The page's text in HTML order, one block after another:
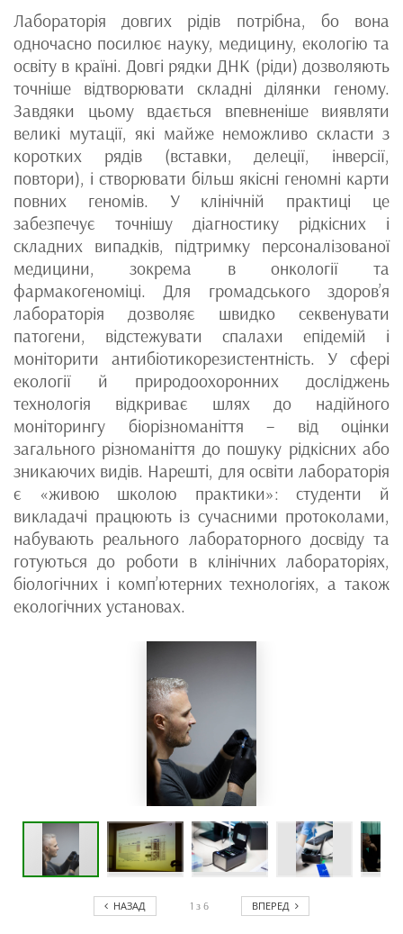
Лабораторія довгих рідів потрібна, бо вона
одночасно посилює науку, медицину, екологію та
освіту в країні. Довгі рядки ДНК (ріди) дозволяють
точніше відтворювати складні ділянки геному.
Завдяки цьому вдається впевненіше виявляти
великі мутації, які майже неможливо скласти з
коротких рядів (вставки, делеції, інверсії,
повтори), і створювати більш якісні геномні карти
повних геномів. У клінічній практиці це
забезпечує точнішу діагностику рідкісних і
складних випадків, підтримку персоналізованої
медицини, зокрема в онкології та
фармакогеноміці. Для громадського здоров’я
лабораторія дозволяє швидко секвенувати
патогени, відстежувати спалахи епідемій і
моніторити антибіотикорезистентність. У сфері
екології й природоохоронних досліджень
технологія відкриває шлях до надійного
моніторингу біорізноманіття – від оцінки
загального різноманіття до пошуку рідкісних або
зникаючих видів. Нарешті, для освіти лабораторія
є «живою школою практики»: студенти й
викладачі працюють із сучасними протоколами,
набувають реального лабораторного досвіду та
готуються до роботи в клінічних лабораторіях,
біологічних і комп’ютерних технологіях, а також
екологічних установах.
НАЗАД 1 з 6 ВПЕРЕД